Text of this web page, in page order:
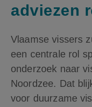
adviezen
Vlaamse vissers
een centrale rol
onderzoek naar
Noordzee. Dat
voor duurzame